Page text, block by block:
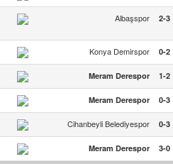
Albaşspor 2-3
Konya Demirspor 0-2
Meram Derespor 1-2
Meram Derespor 0-3
Cihanbeyli Belediyespor 0-3
Meram Derespor 3-0